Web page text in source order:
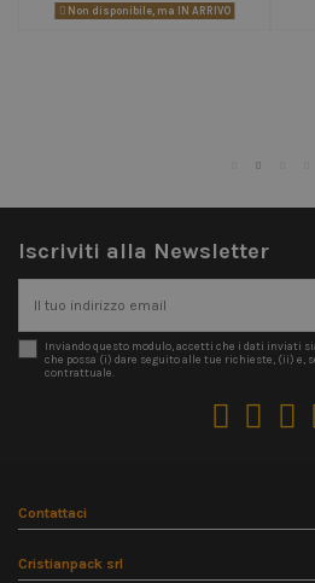
Non disponibile, ma IN ARRIVO
Iscriviti alla Newsletter
Inviando questo modulo, accetti che i dati inviati
che possa (i) dare seguito alle tue richieste, (ii) e,
contrattuale.
Contattaci
Cristianpack srl